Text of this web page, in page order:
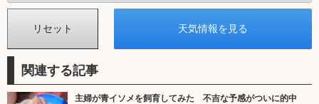
関連する記事
主婦が青イソメを飼育してみた 不吉な予感がついに的中